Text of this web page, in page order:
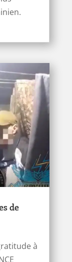
de
à